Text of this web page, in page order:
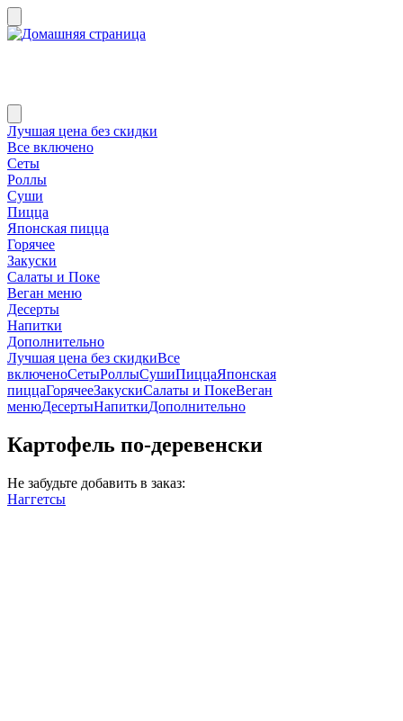
Лучшая цена без скидки
Все включено
Сеты
Роллы
Суши
Пицца
Японская пицца
Горячее
Закуски
Салаты и Поке
Веган меню
Десерты
Напитки
Дополнительно
Лучшая цена без скидкиВсе
включеноСетыРоллыСушиПиццаЯпонская
пиццаГорячееЗакускиСалаты и ПокеВеган
менюДесертыНапиткиДополнительно
Картофель по-деревенски
Не забудьте добавить в заказ:
Наггетсы